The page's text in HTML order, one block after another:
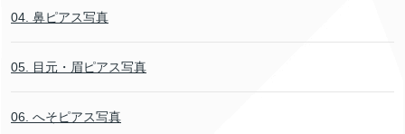
04. 鼻ピアス写真
05. 目元・眉ピアス写真
06. へそピアス写真